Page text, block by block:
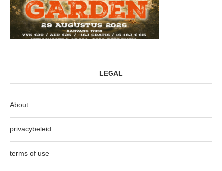
LEGAL
About
privacybeleid
terms of use